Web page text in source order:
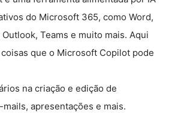
do Microsoft 365, como Word,
Teams e muito mais. Aqui
que o Microsoft Copilot pode
na criação e edição de
apresentações e mais.